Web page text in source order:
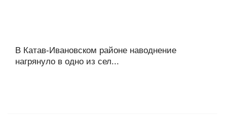
В Катав-Ивановском районе наводнение
нагрянуло в одно из сел...